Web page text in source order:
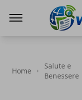
Home
Salute e
Benessere